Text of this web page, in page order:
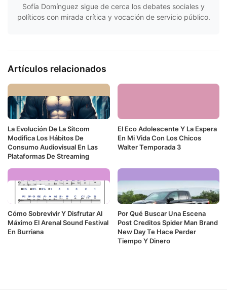
Sofía Domínguez sigue de cerca los debates sociales y
políticos con mirada crítica y vocación de servicio público.
Artículos relacionados
La Evolución De La Sitcom
Modifica Los Hábitos De
Consumo Audiovisual En Las
Plataformas De Streaming
El Eco Adolescente Y La Espera
En Mi Vida Con Los Chicos
Walter Temporada 3
Cómo Sobrevivir Y Disfrutar Al
Máximo El Arenal Sound Festival
En Burriana
Por Qué Buscar Una Escena
Post Creditos Spider Man Brand
New Day Te Hace Perder
Tiempo Y Dinero